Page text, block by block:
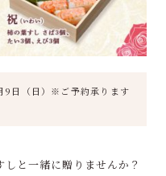
9日（日）※ご予約承ります
しと一緒に贈りませんか？